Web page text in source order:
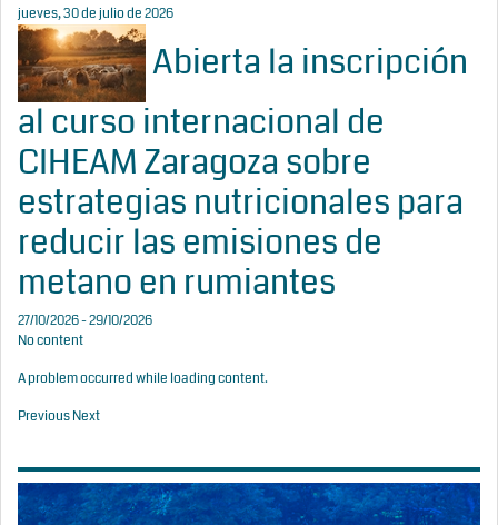
jueves, 30 de julio de 2026
Abierta la inscripción
al curso internacional de
CIHEAM Zaragoza sobre
estrategias nutricionales para
reducir las emisiones de
metano en rumiantes
27/10/2026 - 29/10/2026
No content
A problem occurred while loading content.
PreviousNext